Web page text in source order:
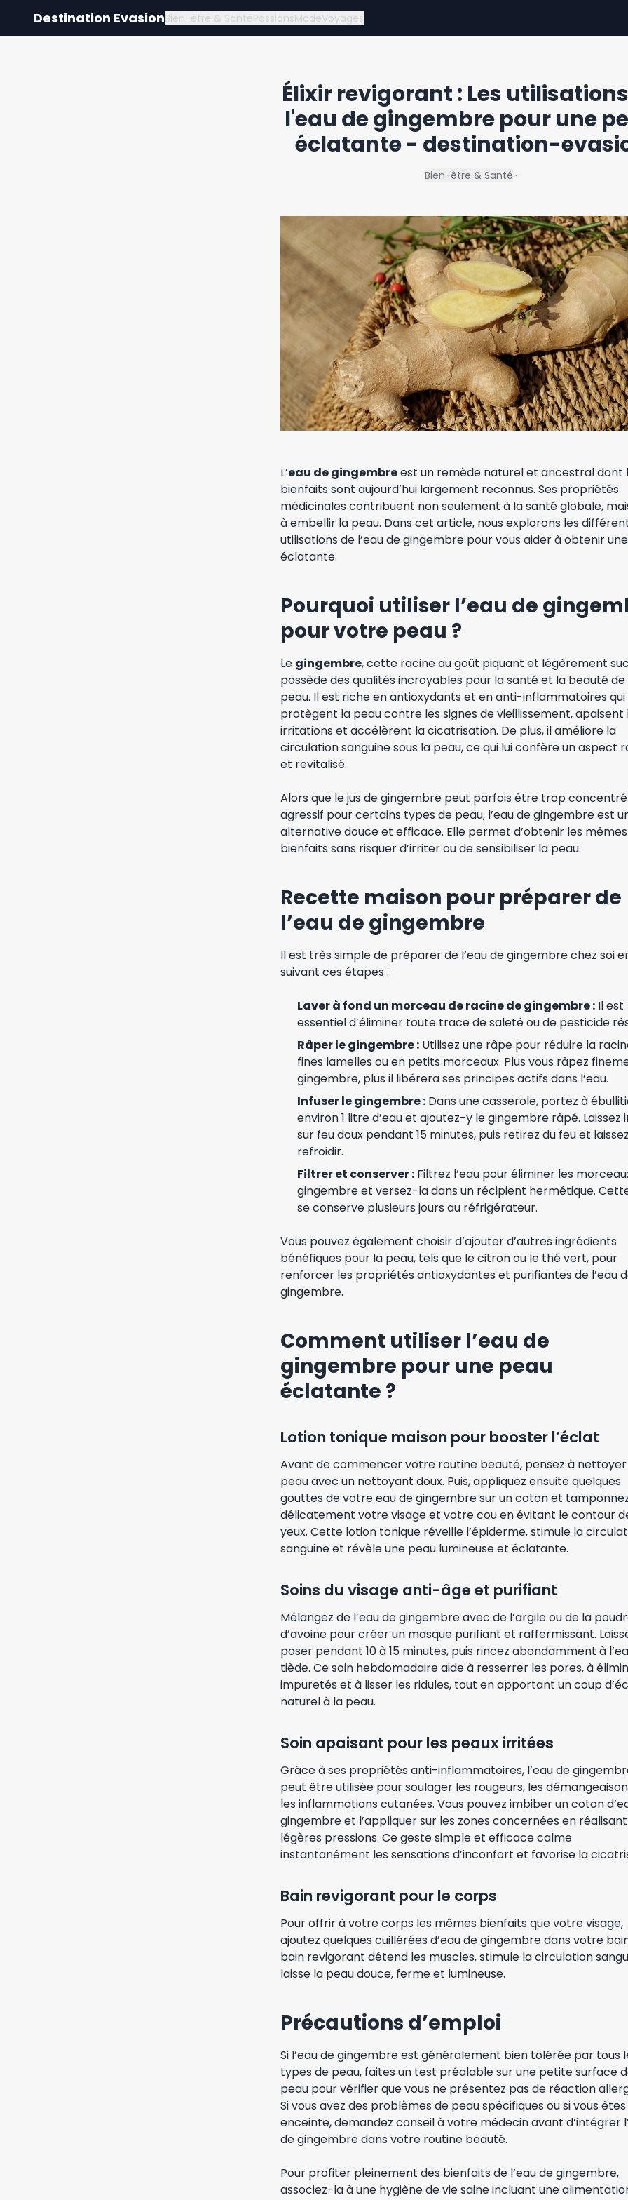
Destination EvasionBien-être & SantéPassionsModeVoyages
Élixir revigorant : Les
l'eau de gingembre pour une
éclatante - destination-
Bien-être & Santé··
L’eau de gingembreest un remède naturel et ancestral dont
bienfaits sont aujourd’hui largement reconnus. Ses propriétés
médicinales contribuent non seulement à la santé globale,
à embellir la peau. Dans cet article, nous explorons les
utilisations de l’eau de gingembre pour vous aider à obtenir
éclatante.
Pourquoi utiliser l’eau de
pour votre peau ?
Le gingembre, cette racine au goût piquant et légèrement
possède des qualités incroyables pour la santé et la beauté
peau. Il est riche en antioxydants et en anti-inflammatoires qui
protègent la peau contre les signes de vieillissement, apaisent
irritations et accélèrent la cicatrisation. De plus, il améliore la
circulation sanguine sous la peau, ce qui lui confère un aspect
et revitalisé.
Alors que le jus de gingembre peut parfois être trop
agressif pour certains types de peau, l’eau de gingembre est
alternative douce et efficace. Elle permet d’obtenir les mêmes
bienfaits sans risquer d’irriter ou de sensibiliser la peau.
Recette maison pour préparer de
l’eau de gingembre
Il est très simple de préparer de l’eau de gingembre chez soi
suivant ces étapes :
Laver à fond un morceau de racine de gingembre : Il est
essentiel d’éliminer toute trace de saleté ou de pesticide
Râper le gingembre : Utilisez une râpe pour réduire la
fines lamelles ou en petits morceaux. Plus vous râpez
gingembre, plus il libérera ses principes actifs dans l’eau.
Infuser le gingembre : Dans une casserole, portez à
environ 1 litre d’eau et ajoutez-y le gingembre râpé. Laissez
sur feu doux pendant 15 minutes, puis retirez du feu et laissez
refroidir.
Filtrer et conserver : Filtrez l’eau pour éliminer les
gingembre et versez-la dans un récipient hermétique.
se conserve plusieurs jours au réfrigérateur.
Vous pouvez également choisir d’ajouter d’autres ingrédients
bénéfiques pour la peau, tels que le citron ou le thé vert, pour
renforcer les propriétés antioxydantes et purifiantes de l’eau
gingembre.
Comment utiliser l’eau de
gingembre pour une peau
éclatante ?
Lotion tonique maison pour booster l’éclat
Avant de commencer votre routine beauté, pensez à
peau avec un nettoyant doux. Puis, appliquez ensuite quelques
gouttes de votre eau de gingembre sur un coton et
délicatement votre visage et votre cou en évitant le contour
yeux. Cette lotion tonique réveille l’épiderme, stimule la
sanguine et révèle une peau lumineuse et éclatante.
Soins du visage anti-âge et purifiant
Mélangez de l’eau de gingembre avec de l’argile ou de la
d’avoine pour créer un masque purifiant et raffermissant.
poser pendant 10 à 15 minutes, puis rincez abondamment à
tiède. Ce soin hebdomadaire aide à resserrer les pores, à
impuretés et à lisser les ridules, tout en apportant un coup
naturel à la peau.
Soin apaisant pour les peaux irritées
Grâce à ses propriétés anti-inflammatoires, l’eau de
peut être utilisée pour soulager les rougeurs, les
les inflammations cutanées. Vous pouvez imbiber un coton
gingembre et l’appliquer sur les zones concernées en
légères pressions. Ce geste simple et efficace calme
instantanément les sensations d’inconfort et favorise la
Bain revigorant pour le corps
Pour offrir à votre corps les mêmes bienfaits que votre visage,
ajoutez quelques cuillérées d’eau de gingembre dans votre
bain revigorant détend les muscles, stimule la circulation
laisse la peau douce, ferme et lumineuse.
Précautions d’emploi
Si l’eau de gingembre est généralement bien tolérée par tous
types de peau, faites un test préalable sur une petite surface
peau pour vérifier que vous ne présentez pas de réaction
Si vous avez des problèmes de peau spécifiques ou si vous êtes
enceinte, demandez conseil à votre médecin avant d’intégrer
de gingembre dans votre routine beauté.
Pour profiter pleinement des bienfaits de l’eau de gingembre,
associez-la à une hygiène de vie saine incluant une